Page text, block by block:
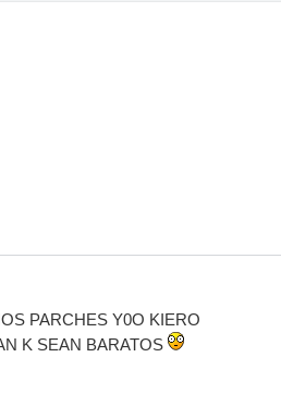
PARCHES Y0O KIERO
K SEAN BARATOS